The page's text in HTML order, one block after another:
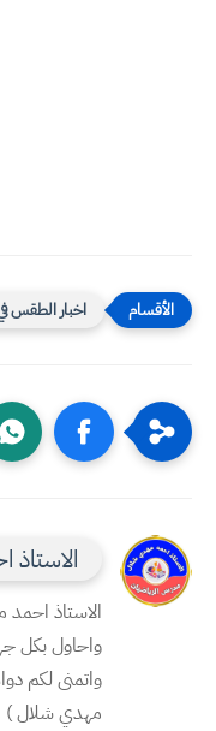
اخبار الطقس
الاستاذ
واحاول بكل
واتمنى لكم
مهدي شلال )